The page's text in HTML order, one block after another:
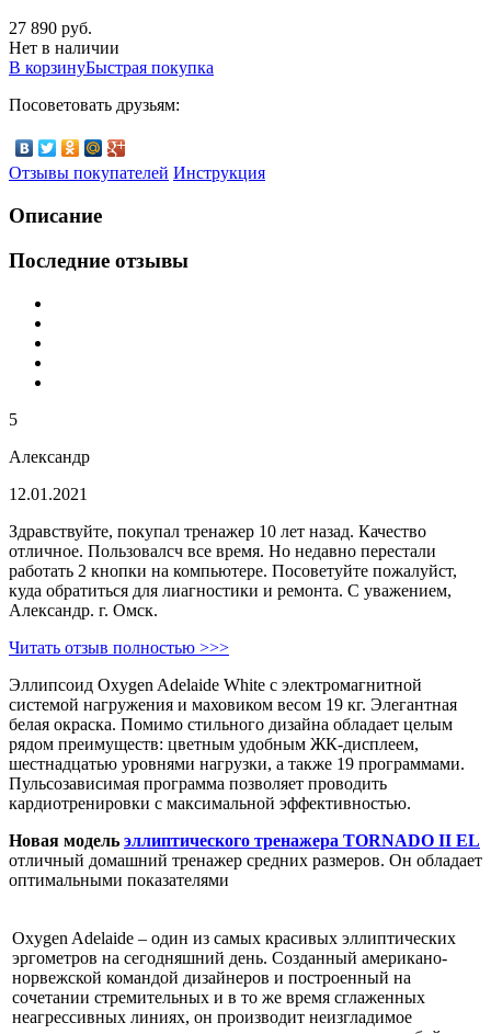
27 890 руб.
Нет в наличии
В корзинуБыстрая покупка
Посоветовать друзьям:
Отзывы покупателей Инструкция
Описание
Последние отзывы
5
Александр
12.01.2021
Здравствуйте, покупал тренажер 10 лет назад. Качество
отличное. Пользовалсч все время. Но недавно перестали
работать 2 кнопки на компьютере. Посоветуйте пожалуйст,
куда обратиться для лиагностики и ремонта. С уважением,
Александр. г. Омск.
Читать отзыв полностью >>>
Эллипсоид Oxygen Adelaide White с электромагнитной
системой нагружения и маховиком весом 19 кг. Элегантная
белая окраска. Помимо стильного дизайна обладает целым
рядом преимуществ: цветным удобным ЖК-дисплеем,
шестнадцатью уровнями нагрузки, а также 19 программами.
Пульсозависимая программа позволяет проводить
кардиотренировки с максимальной эффективностью.
Новая модель эллиптического тренажера TORNADO II EL
отличный домашний тренажер средних размеров. Он обладает
оптимальными показателями
Oxygen Adelaide – один из самых красивых эллиптических
эргометров на сегодняшний день. Созданный американо-
норвежской командой дизайнеров и построенный на
сочетании стремительных и в то же время сглаженных
неагрессивных линиях, он производит неизгладимое